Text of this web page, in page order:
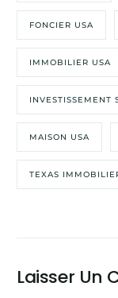
FONCIER USA
IMMOBILIER USA
INVESTISSEMENT
MAISON USA
TEXAS
Laisser Un